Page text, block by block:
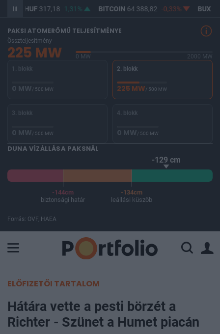
USD/HUF317,18 1,31% BITCOIN64 388,82 -0,33% BUX
PAKSI ATOMERŐMŰ TELJESÍTMÉNYE
Összteljesítmény
225 MW 0 MW
2000 MW
1. blokk
0 MW/ 500 MW
2. blokk
225 MW/ 500 MW
3. blokk
0 MW/ 500 MW
4. blokk
0 MW/ 500 MW
DUNA VÍZÁLLÁSA PAKSNÁL
-129 cm
-144cm
biztonsági határ
-134cm
leállási küszöb
Forrás: OVF, HAEA
ELŐFIZETŐI TARTALOM
Hátára vette a pesti börzét a
Richter - Szünet a Humet piacán